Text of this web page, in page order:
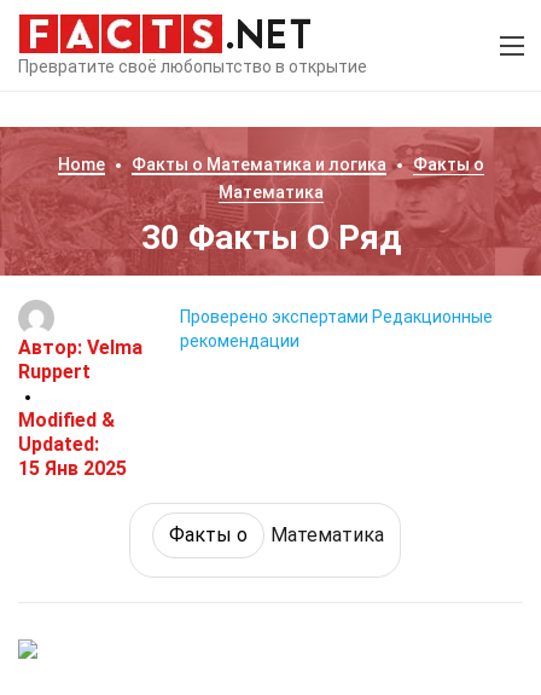
Превратите своё любопытство в открытие
Home Факты о Математика и логика
Факты о
Математика
30 Факты О Ряд
Автор: Velma
Ruppert
Modified &
Updated:
15 Янв 2025
Проверено экспертами Редакционные
рекомендации
Факты о Математика